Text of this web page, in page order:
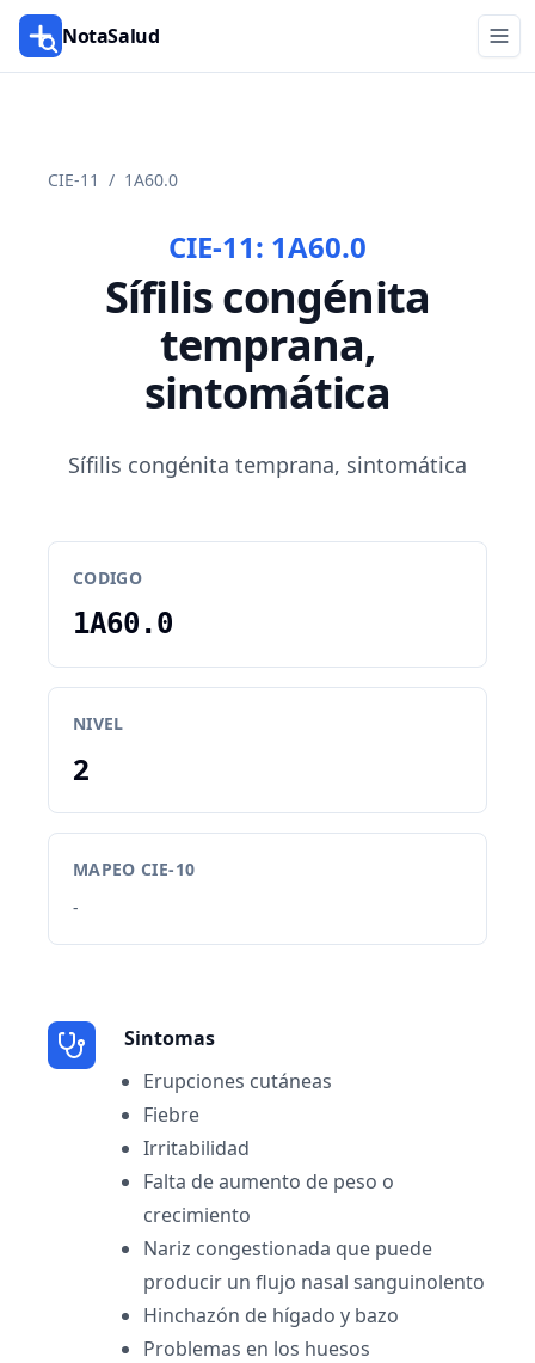
NotaSalud
CIE-11 / 1A60.0
CIE-11: 1A60.0
Sífilis congénita
temprana,
sintomática
Sífilis congénita temprana, sintomática
CODIGO
1A60.0
NIVEL
2
MAPEO CIE-10
-
Sintomas
Erupciones cutáneas
Fiebre
Irritabilidad
Falta de aumento de peso o
crecimiento
Nariz congestionada que puede
producir un flujo nasal sanguinolento
Hinchazón de hígado y bazo
Problemas en los huesos